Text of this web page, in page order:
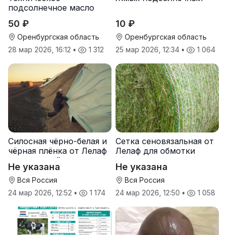
подсолнечное масло
50 ₽
Оренбургская область
28 мар 2026, 16:12 • 1 312
10 ₽
Оренбургская область
25 мар 2026, 12:34 • 1 064
Силосная чёрно-белая и
чёрная плёнка от Лелаф
для траншей и ям
силоса/сенажа
Не указана
Вся Россия
24 мар 2026, 12:52 • 1 174
Сетка сеновязальная от
Лелаф для обмотки
Не указана
Вся Россия
24 мар 2026, 12:50 • 1 058